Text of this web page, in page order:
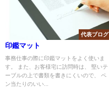
代表ブログ
印鑑マット
事務仕事の際に印鑑マットをよく使いま
す。 また、お客様宅に訪問時は、 堅いテ
ーブルの上で書類を書きにくいので、 ペ
ン当たりのいい...